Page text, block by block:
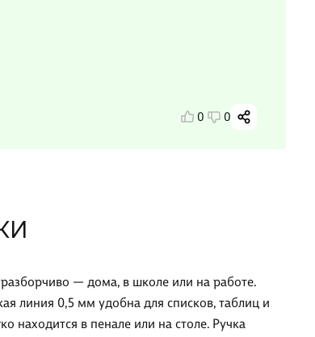
— дома, в школе или на работе.
линия 0,5 мм удобна для списков, таблиц и
находится в пенале или на столе. Ручка
0 0